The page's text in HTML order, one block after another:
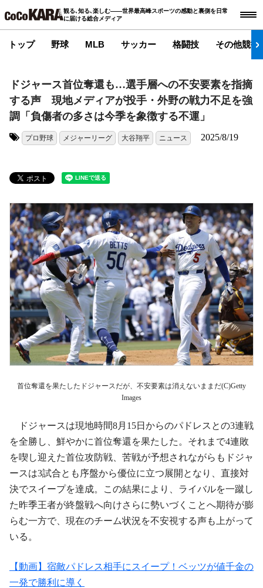
観る､知る､楽しむ――世界最高峰スポーツの感動と裏側を日常
に届ける総合メディア
トップ 野球 MLB サッカー 格闘技 その他競技
ドジャース首位奪還も…選手層への不安要素を指摘
する声 現地メディアが投手・外野の戦力不足を強
調「負傷者の多さは今季を象徴する不運」
プロ野球 メジャーリーグ 大谷翔平 ニュース 2025/8/19
首位奪還を果たしたドジャースだが、不安要素は消えないままだ(C)Getty
Images
ドジャースは現地時間8月15日からのパドレスとの3連戦
を全勝し、鮮やかに首位奪還を果たした。それまで4連敗
を喫し迎えた首位攻防戦、苦戦が予想されながらもドジャ
ースは3試合とも序盤から優位に立つ展開となり、直接対
決でスイープを達成。この結果により、ライバルを一蹴し
た昨季王者が終盤戦へ向けさらに勢いづくことへ期待が膨
らむ一方で、現在のチーム状況を不安視する声も上がって
いる。
【動画】宿敵パドレス相手にスイープ！ベッツが値千金の
一発で勝利に導く